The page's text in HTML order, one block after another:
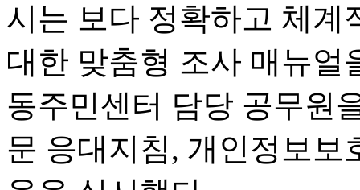
시는 보다 정확하고 체계
대한 맞춤형 조사 매뉴얼
동주민센터 담당 공무원
문 응대지침, 개인정보보